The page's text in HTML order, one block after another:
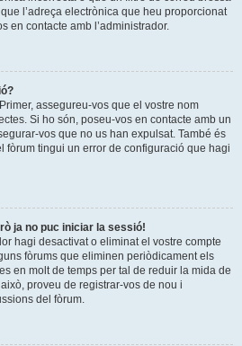
l’adreça electrònica que heu proporcionat
en contacte amb l’administrador.
assegureu-vos que el vostre nom
Si ho són, poseu-vos en contacte amb un
vos que no us han expulsat. També és
fòrum tingui un error de configuració que hagi
ja no puc iniciar la sessió!
hagi desactivat o eliminat el vostre compte
fòrums que eliminen periòdicament els
en molt de temps per tal de reduir la mida de
proveu de registrar-vos de nou i
del fòrum.